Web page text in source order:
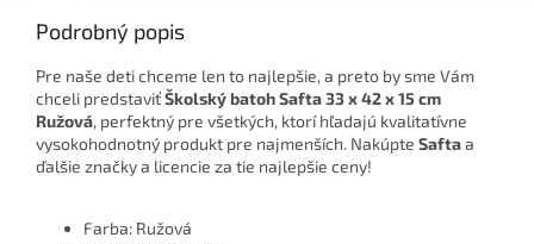
Podrobný popis
Pre naše deti chceme len to najlepšie, a preto by sme Vám
chceli predstaviťŠkolský batoh Safta 33 x 42 x 15 cm
Ružová, perfektný pre všetkých, ktorí hľadajú kvalitatívne
vysokohodnotný produkt pre najmenších. Nakúpte Saftaa
ďalšie značky a licencie za tie najlepšie ceny!
Farba: Ružová